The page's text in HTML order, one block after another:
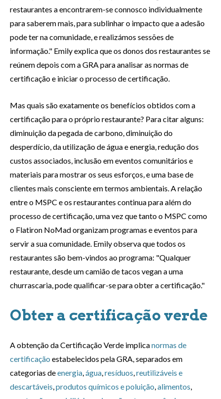
restaurantes a encontrarem-se connosco individualmente
para saberem mais, para sublinhar o impacto que a adesão
pode ter na comunidade, e realizámos sessões de
informação." Emily explica que os donos dos restaurantes se
reúnem depois com a GRA para analisar as normas de
certificação e iniciar o processo de certificação.
Mas quais são exatamente os benefícios obtidos com a
certificação para o próprio restaurante? Para citar alguns:
diminuição da pegada de carbono, diminuição do
desperdício, da utilização de água e energia, redução dos
custos associados, inclusão em eventos comunitários e
materiais para mostrar os seus esforços, e uma base de
clientes mais consciente em termos ambientais. A relação
entre o MSPC e os restaurantes continua para além do
processo de certificação, uma vez que tanto o MSPC como
o Flatiron NoMad organizam programas e eventos para
servir a sua comunidade. Emily observa que todos os
restaurantes são bem-vindos ao programa: "Qualquer
restaurante, desde um camião de tacos vegan a uma
churrascaria, pode qualificar-se para obter a certificação."
Obter a certificação verde
A obtenção da Certificação Verde implicanormas de
certificação estabelecidos pela GRA, separados em
categorias deenergia água resíduos reutilizáveis e
descartáveis produtos químicos e poluição alimentos